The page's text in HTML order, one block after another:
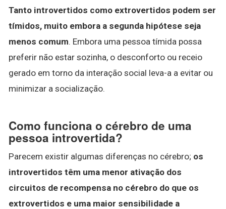
Tanto introvertidos como extrovertidos podem ser
tímidos, muito embora a segunda hipótese seja
menos comum. Embora uma pessoa tímida possa
preferir não estar sozinha, o desconforto ou receio
gerado em torno da interação social leva-a a evitar ou
minimizar a socialização.
Como funciona o cérebro de uma
pessoa introvertida?
Parecem existir algumas diferenças no cérebro; os
introvertidos têm uma menor ativação dos
circuitos de recompensa no cérebro do que os
extrovertidos e uma maior sensibilidade a